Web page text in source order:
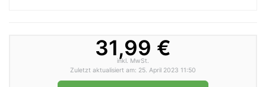
31,99 €
inkl. MwSt.
Zuletzt aktualisiert am: 25. April 2023 11:50